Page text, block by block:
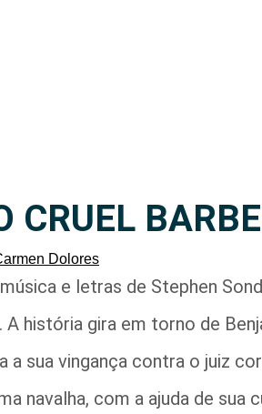
Dolores
CRUEL
e letras de Stephen
A história gira em torno de
sua vingança contra o juiz
navalha, com a ajuda de